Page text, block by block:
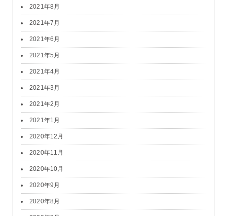
2021年8月
2021年7月
2021年6月
2021年5月
2021年4月
2021年3月
2021年2月
2021年1月
2020年12月
2020年11月
2020年10月
2020年9月
2020年8月